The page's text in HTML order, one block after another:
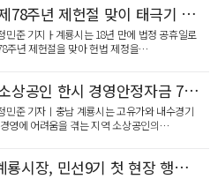
계룡시, 제78주년 제헌절 맞이 태극기 달기 운동 전개
민준 기지ㅏ계룡시는 18년 만에 법정 공휴일로
주년 제헌절을 맞아 헌법 제정을…
계룡시, 소상공인 한시 경영안정자금 7월 13일부터 지원
민준 기자ㅣ충남 계룡시는 고유가와 내수경기
영에 어려움을 겪는 지역 소상공인의…
이응우 계룡시장, 민선9기 첫 현장 행보…국방·교육 협력 강화 속 '교육지원청 신설' 재점화